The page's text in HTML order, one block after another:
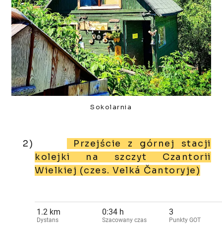
Sokolarnia
2)
Przejście z górnej stacji
kolejki na szczyt Czantorii
Wielkiej (czes. Velká Čantoryje)